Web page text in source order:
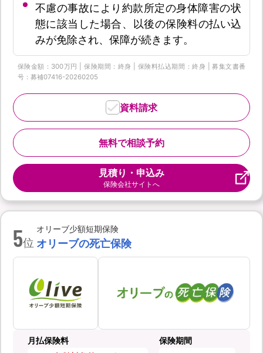
不慮の事故により約款所定の身体障害の状
態に該当した場合、以後の保険料の払い込
みが免除され、保障が続きます。
保険金額：300万円 | 保険期間：終身 | 保険料払込期間：終身 | 募集文書番
号：募補07416-20260205
無料で相談予約
資料請求
見積り・申込み
保険会社サイトへ
5位
オリーブ少額短期保険
オリーブの死亡保険
月払保険料
保険期間